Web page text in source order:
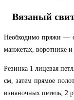
Вязаный
Необходимо пряжи —
манжетах, воротнике
Резинка 1 лицевая
см, затем прямое
изнаночных петель; 2